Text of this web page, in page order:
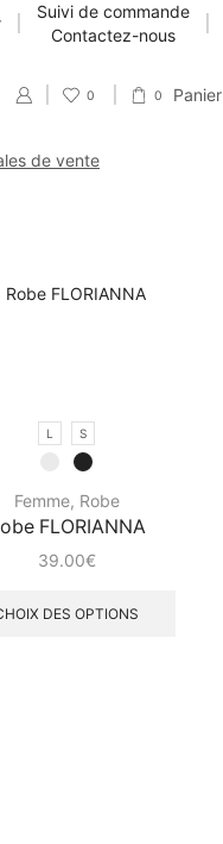
Suivi de commande
Contactez-nous
0 0 Panier
de vente
L S
Femme, Robe
FLORIANNA
39.00€
DES OPTIONS